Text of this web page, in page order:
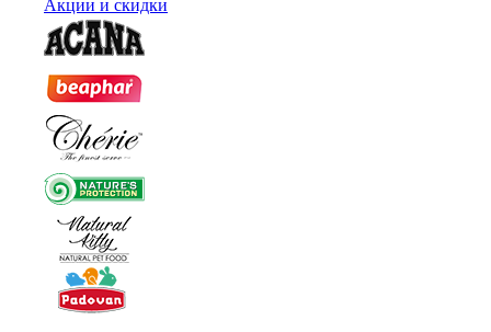
Акции и скидки